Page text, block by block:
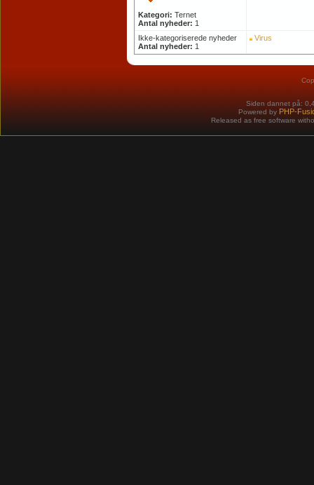
Kategori: Ternet
Antal nyheder: 1
Ikke-kategoriserede nyheder
Antal nyheder: 1
Virus
Siden dannet på:
Powered by PHP-
Released as free software